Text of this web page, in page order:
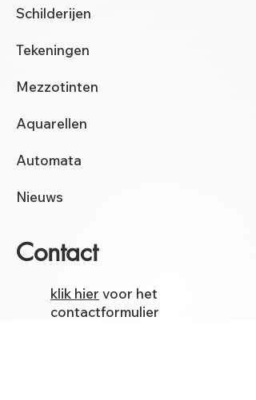
Schilderijen
Tekeningen
Mezzotinten
Aquarellen
Automata
Nieuws
Contact
klik hier voor het
contactformulier